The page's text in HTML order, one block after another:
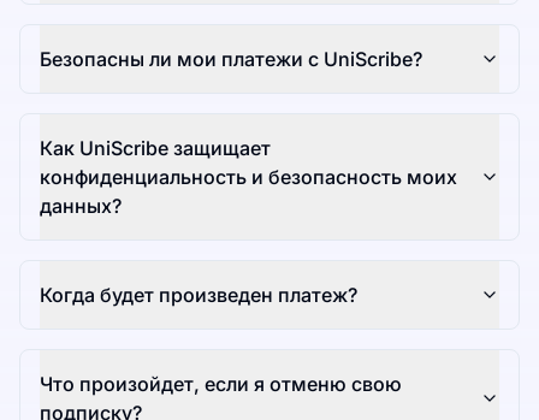
Безопасны ли мои платежи с UniScribe?
Как UniScribe защищает
конфиденциальность и безопасность моих
данных?
Когда будет произведен платеж?
Что произойдет, если я отменю свою
подписку?